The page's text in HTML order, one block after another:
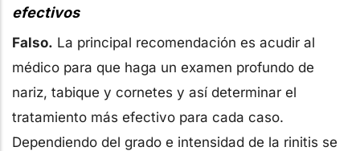
efectivos
Falso. La principal recomendación es acudir al
médico para que haga un examen profundo de
nariz, tabique y cornetes y así determinar el
tratamiento más efectivo para cada caso.
Dependiendo del grado e intensidad de la rinitis se